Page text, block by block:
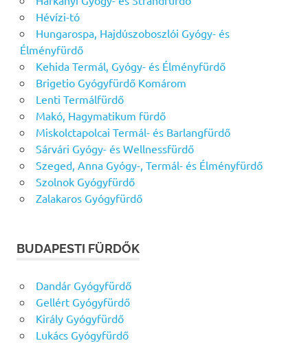
Hévízi-tó
Hungarospa, Hajdúszoboszlói Gyógy- és
Élményfürdő
Kehida Termál, Gyógy- és Élményfürdő
Brigetio Gyógyfürdő Komárom
Lenti Termálfürdő
Makó, Hagymatikum fürdő
Miskolctapolcai Termál- és Barlangfürdő
Sárvári Gyógy- és Wellnessfürdő
Szeged, Anna Gyógy-, Termál- és Élményfürdő
Szolnok Gyógyfürdő
Zalakaros Gyógyfürdő
BUDAPESTI FÜRDŐK
Dandár Gyógyfürdő
Gellért Gyógyfürdő
Király Gyógyfürdő
Lukács Gyógyfürdő